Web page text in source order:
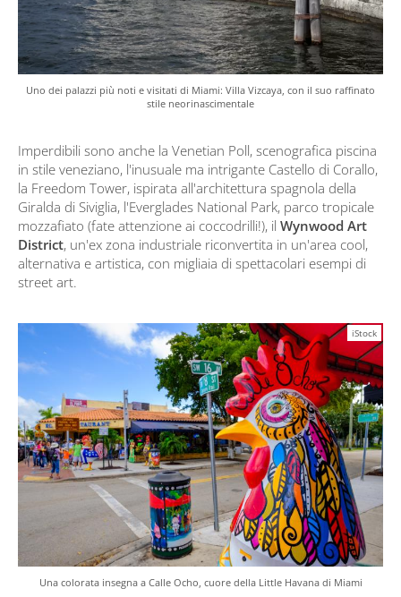
Uno dei palazzi più noti e visitati di Miami: Villa Vizcaya, con il suo raffinato
stile neorinascimentale
Imperdibili sono anche la Venetian Poll, scenografica piscina
in stile veneziano, l'inusuale ma intrigante Castello di Corallo,
la Freedom Tower, ispirata all'architettura spagnola della
Giralda di Siviglia, l'Everglades National Park, parco tropicale
mozzafiato (fate attenzione ai coccodrilli!), il Wynwood Art
District, un'ex zona industriale riconvertita in un'area cool,
alternativa e artistica, con migliaia di spettacolari esempi di
street art.
iStock
Una colorata insegna a Calle Ocho, cuore della Little Havana di Miami